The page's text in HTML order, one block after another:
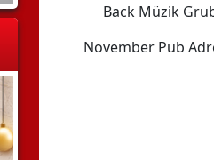
Back Müzik
November Pub